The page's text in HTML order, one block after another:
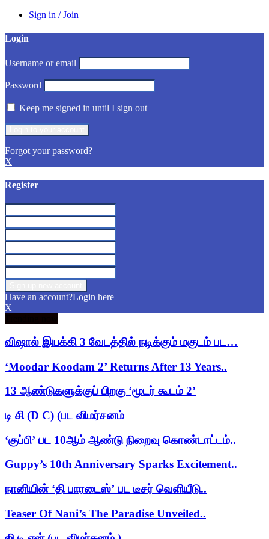
Sign in / Join
Login
Username or email
Password
Keep me signed in until I sign out
Forgot your password?
X
Register
Have an account?Login here
X
விஷால் இயக்கி 3 வேடத்தில் நடிக்கும் மகுடம் பட…
‘Moodar Koodam 2’ Returns After 13 Years..
13 ஆண்டுகளுக்குப் பிறகு ‘மூடர் கூடம் 2’
டி சி (D C) (பட விமர்சனம்
‘குப்பி’ பட 10ஆம் ஆண்டு நிறைவு கொண்டாட்டம்..
Guppy’s 10th Anniversary Sparks Excitement..
நானியின் ‘தி பாரடைஸ்’ பட டீசர் வெளியீடு..
Teaser Of Nani’s The Paradise Unveiled..